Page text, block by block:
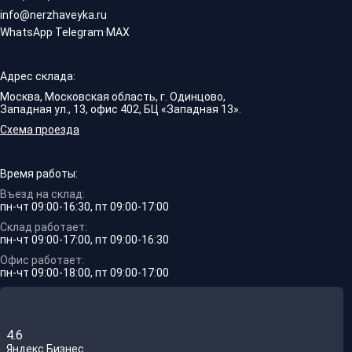
info@nerzhaveyka.ru
WhatsApp·Telegram·MAX
Адрес склада:
Москва, Московская область, г. Одинцово,
Западная ул., 13, офис 402, БЦ «Западная 13».
Схема проезда
Время работы:
Въезд на склад:
пн-чт 09:00-16:30, пт 09:00-17:00
Склад работает:
пн-чт 09:00-17:00, пт 09:00-16:30
Офис работает:
пн-чт 09:00-18:00, пт 09:00-17:00
4.6
Яндекс.Бизнес